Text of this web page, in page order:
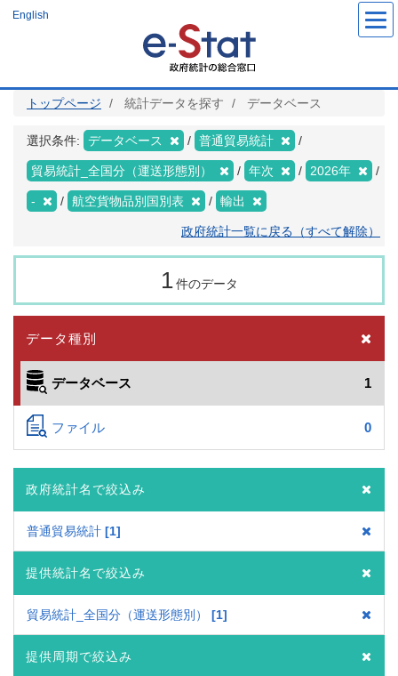
ツ
English
トップページ 統計データを探す データベース
選択条件: データベース 普通貿易統計
貿易統計_全国分（運送形態別） 年次 2026年
- 航空貨物品別国別表 輸出
政府統計一覧に戻る（すべて解除）
1 件のデータ
データ種別
データベース 1
ファイル 0
政府統計名で絞込み
普通貿易統計 1
提供統計名で絞込み
貿易統計_全国分（運送形態別） 1
提供周期で絞込み